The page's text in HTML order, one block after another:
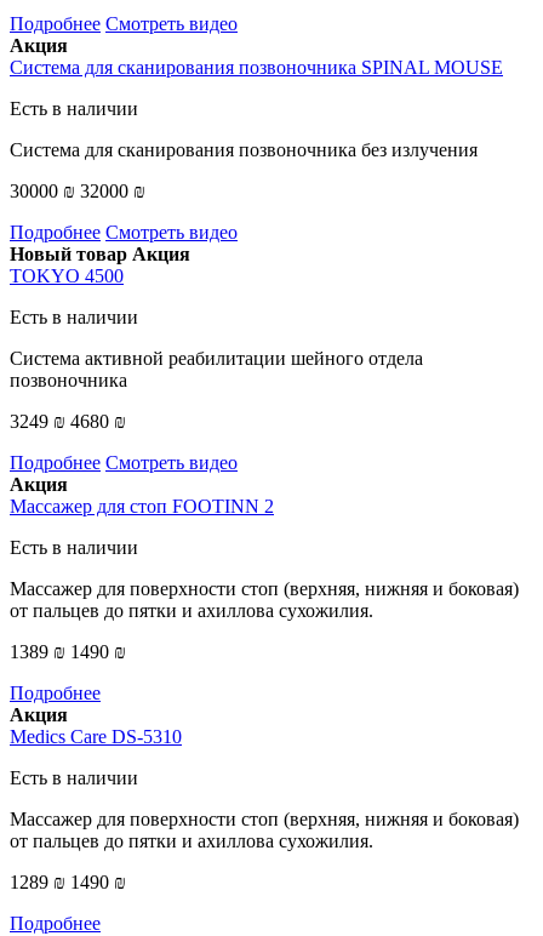
Подробнее Смотреть видео
Акция
Система для сканирования позвоночника SPINAL MOUSE
Есть в наличии
Система для сканирования позвоночника без излучения
30000 ₪ 32000 ₪
Подробнее Смотреть видео
Новый товар Акция
TOKYO 4500
Есть в наличии
Система активной реабилитации шейного отдела
позвоночника
3249 ₪ 4680 ₪
Подробнее Смотреть видео
Акция
Массажер для стоп FOOTINN 2
Есть в наличии
Массажер для поверхности стоп (верхняя, нижняя и боковая)
от пальцев до пятки и ахиллова сухожилия.
1389 ₪ 1490 ₪
Подробнее
Акция
Medics Care DS-5310
Есть в наличии
Массажер для поверхности стоп (верхняя, нижняя и боковая)
от пальцев до пятки и ахиллова сухожилия.
1289 ₪ 1490 ₪
Подробнее